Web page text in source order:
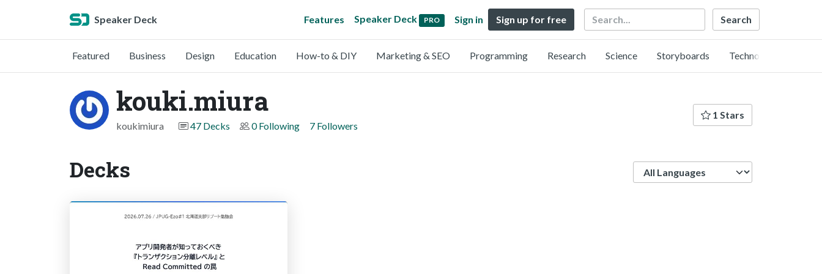
Speaker Deck Features Speaker Deck PRO Sign in Sign up for free Search
Featured Business Design Education How-to & DIY Marketing & SEO Programming Research Science Storyboards Technology
kouki.miura
koukimiura 47 Decks 0 Following 7 Followers
1 Stars
Decks